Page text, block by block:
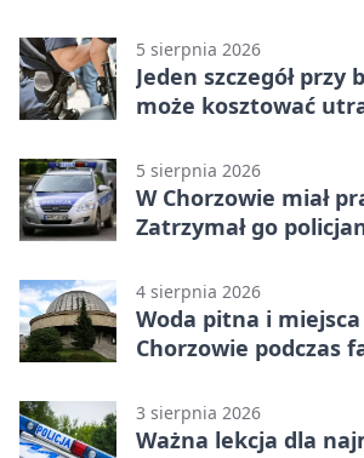
5 sierpnia 2026
Jeden szczegół przy
może kosztować
5 sierpnia 2026
W Chorzowie miał
Zatrzymał go
4 sierpnia 2026
Woda pitna i miejsca
Chorzowie podczas
3 sierpnia 2026
Ważna lekcja dla